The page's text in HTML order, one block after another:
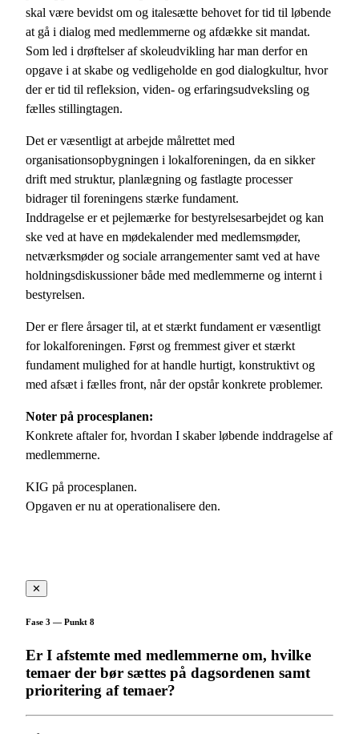
skal være bevidst om og italesætte behovet for tid til løbende
at gå i dialog med medlemmerne og afdække sit mandat.
Som led i drøftelser af skoleudvikling har man derfor en
opgave i at skabe og vedligeholde en god dialogkultur, hvor
der er tid til refleksion, viden- og erfaringsudveksling og
fælles stillingtagen.
Det er væsentligt at arbejde målrettet med
organisationsopbygningen i lokalforeningen, da en sikker
drift med struktur, planlægning og fastlagte processer
bidrager til foreningens stærke fundament.
Inddragelse er et pejlemærke for bestyrelsesarbejdet og kan
ske ved at have en mødekalender med medlemsmøder,
netværksmøder og sociale arrangementer samt ved at have
holdningsdiskussioner både med medlemmerne og internt i
bestyrelsen.
Der er flere årsager til, at et stærkt fundament er væsentligt
for lokalforeningen. Først og fremmest giver et stærkt
fundament mulighed for at handle hurtigt, konstruktivt og
med afsæt i fælles front, når der opstår konkrete problemer.
Noter på procesplanen:
Konkrete aftaler for, hvordan I skaber løbende inddragelse af
medlemmerne.
KIG på procesplanen.
Opgaven er nu at operationalisere den.
✕
Fase 3 — Punkt 8
Er I afstemte med medlemmerne om, hvilke
temaer der bør sættes på dagsordenen samt
prioritering af temaer?